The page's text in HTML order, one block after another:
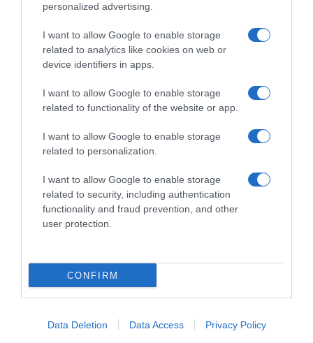
personalized advertising.
I want to allow Google to enable storage
related to analytics like cookies on web or
device identifiers in apps.
I want to allow Google to enable storage
related to functionality of the website or app.
I want to allow Google to enable storage
related to personalization.
I want to allow Google to enable storage
related to security, including authentication
functionality and fraud prevention, and other
user protection.
CONFIRM
Data Deletion Data Access Privacy Policy
ΣΧΟΛΙΑ